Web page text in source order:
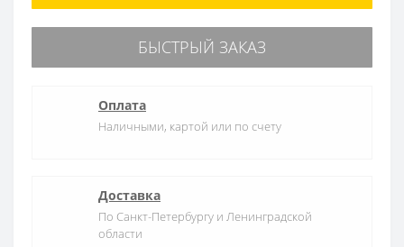
БЫСТРЫЙ ЗАКАЗ
Оплата
Наличными, картой или по счету
Доставка
По Санкт-Петербургу и Ленинградской
области